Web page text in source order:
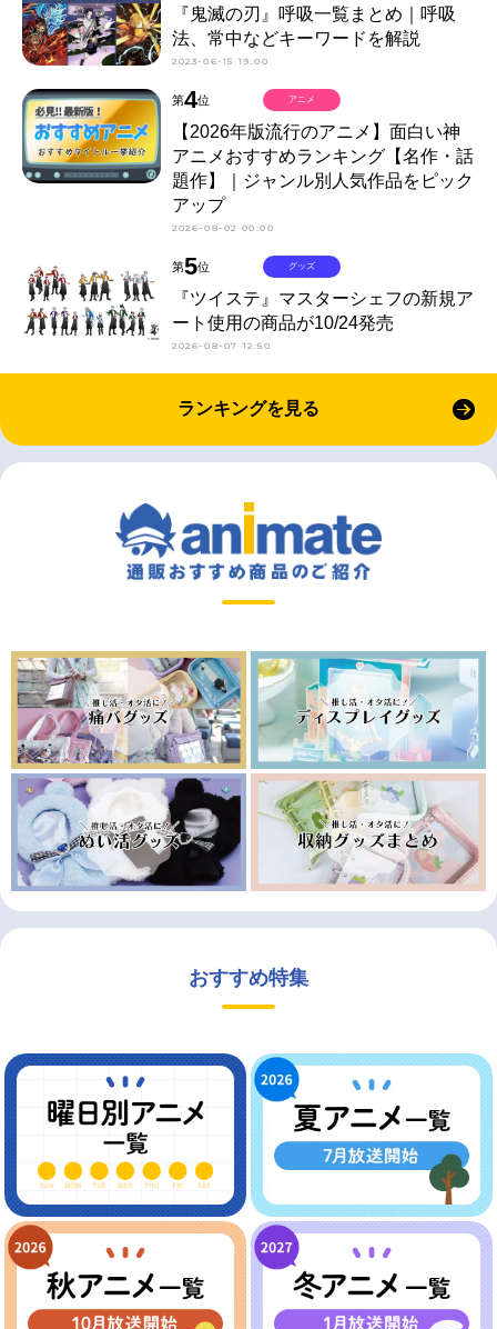
『鬼滅の刃』呼吸一覧まとめ｜呼吸
法、常中などキーワードを解説
2023-06-15 19:00
第4位
【2026年版流行のアニメ】面白い神
アニメおすすめランキング【名作・話
題作】｜ジャンル別人気作品をピック
アップ
2026-08-02 00:00
アニメ
第5位
『ツイステ』マスターシェフの新規ア
ート使用の商品が10/24発売
2026-08-07 12:50
グッズ
ランキングを見る
おすすめ特集